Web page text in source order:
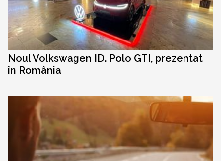
Noul Volkswagen ID. Polo GTI, prezentat
în România